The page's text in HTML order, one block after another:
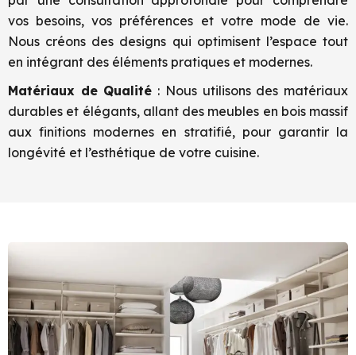
vos besoins, vos préférences et votre mode de vie.
Nous créons des designs qui optimisent l’espace tout
en intégrant des éléments pratiques et modernes.
Matériaux de Qualité : Nous utilisons des matériaux
durables et élégants, allant des meubles en bois massif
aux finitions modernes en stratifié, pour garantir la
longévité et l’esthétique de votre cuisine.